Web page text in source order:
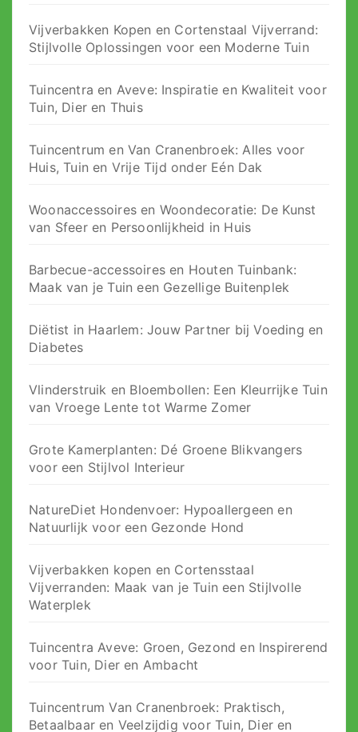
Vijverbakken Kopen en Cortenstaal Vijverrand:
Stijlvolle Oplossingen voor een Moderne Tuin
Tuincentra en Aveve: Inspiratie en Kwaliteit voor
Tuin, Dier en Thuis
Tuincentrum en Van Cranenbroek: Alles voor
Huis, Tuin en Vrije Tijd onder Eén Dak
Woonaccessoires en Woondecoratie: De Kunst
van Sfeer en Persoonlijkheid in Huis
Barbecue-accessoires en Houten Tuinbank:
Maak van je Tuin een Gezellige Buitenplek
Diëtist in Haarlem: Jouw Partner bij Voeding en
Diabetes
Vlinderstruik en Bloembollen: Een Kleurrijke Tuin
van Vroege Lente tot Warme Zomer
Grote Kamerplanten: Dé Groene Blikvangers
voor een Stijlvol Interieur
NatureDiet Hondenvoer: Hypoallergeen en
Natuurlijk voor een Gezonde Hond
Vijverbakken kopen en Cortensstaal
Vijverranden: Maak van je Tuin een Stijlvolle
Waterplek
Tuincentra Aveve: Groen, Gezond en Inspirerend
voor Tuin, Dier en Ambacht
Tuincentrum Van Cranenbroek: Praktisch,
Betaalbaar en Veelzijdig voor Tuin, Dier en